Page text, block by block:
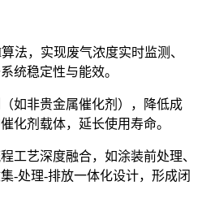
法，实现废气浓度实时监测、
统稳定性与能效。
如非贵金属催化剂），降低成
化剂载体，延长使用寿命。
工艺深度融合，如涂装前处理、
-处理-排放一体化设计，形成闭